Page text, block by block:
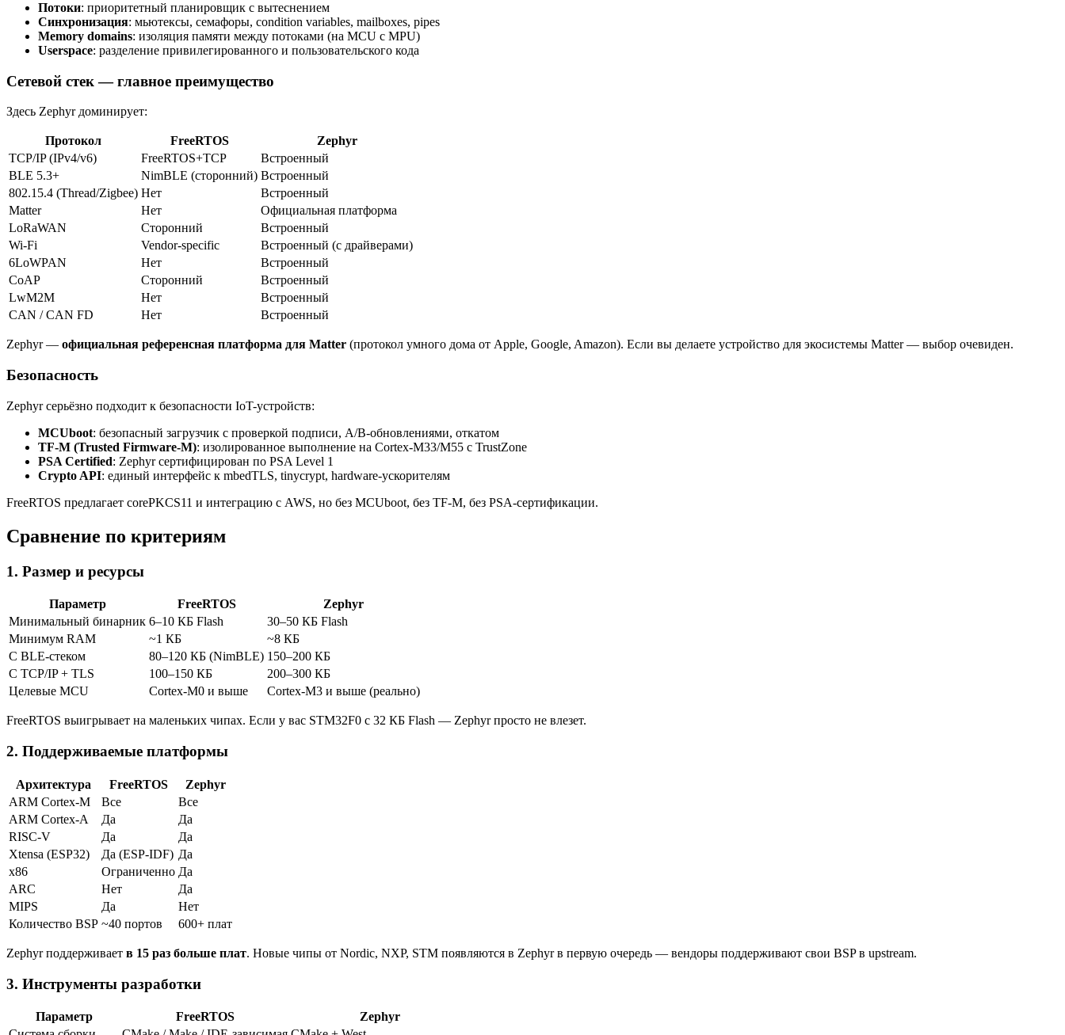
Потоки: приоритетный планировщик с вытеснением
Синхронизация: мьютексы, семафоры, condition variables, mailboxes, pipes
Memory domains: изоляция памяти между потоками (на MCU с MPU)
Userspace: разделение привилегированного и пользовательского кода
Сетевой стек — главное преимущество
Здесь Zephyr доминирует:
Протокол FreeRTOS
Zephyr
TCP/IP (IPv4/v6)
FreeRTOS+TCP
Встроенный
BLE 5.3+
NimBLE (сторонний) Встроенный
802.15.4 (Thread/Zigbee) Нет
Встроенный
Matter
Нет
Официальная платформа
LoRaWAN
Сторонний
Встроенный
Wi-Fi
Vendor-specific
Встроенный (с драйверами)
6LoWPAN
Нет
Встроенный
CoAP
Сторонний
Встроенный
LwM2M
Нет
Встроенный
CAN / CAN FD
Нет Встроенный
Zephyr — официальная референсная платформа для Matter (протокол умного дома от Apple, Google, Amazon). Если вы делаете устройство для экосистемы Matter — выбор очевиден.
Безопасность
Zephyr серьёзно подходит к безопасности IoT-устройств:
MCUboot: безопасный загрузчик с проверкой подписи, A/B-обновлениями, откатом
TF-M (Trusted Firmware-M): изолированное выполнение на Cortex-M33/M55 с TrustZone
PSA Certified: Zephyr сертифицирован по PSA Level 1
Crypto API: единый интерфейс к mbedTLS, tinycrypt, hardware-ускорителям
FreeRTOS предлагает corePKCS11 и интеграцию с AWS, но без MCUboot, без TF-M, без PSA-сертификации.
Сравнение по критериям
1. Размер и ресурсы
Параметр FreeRTOS
Zephyr
Минимальный бинарник 6–10 КБ Flash
30–50 КБ Flash
Минимум RAM
~1 КБ
~8 КБ
С BLE-стеком
80–120 КБ (NimBLE) 150–200 КБ
С TCP/IP + TLS
100–150 КБ
200–300 КБ
Целевые MCU
Cortex-M0 и выше Cortex-M3 и выше (реально)
FreeRTOS выигрывает на маленьких чипах. Если у вас STM32F0 с 32 КБ Flash — Zephyr просто не влезет.
2. Поддерживаемые платформы
Архитектура FreeRTOS
Zephyr
ARM Cortex-M
Все
Все
ARM Cortex-A
Да
Да
RISC-V
Да
Да
Xtensa (ESP32)
Да (ESP-IDF) Да
x86
Ограниченно Да
ARC
Нет
Да
MIPS
Да
Нет
Количество BSP ~40 портов 600+ плат
Zephyr поддерживает в 15 раз больше плат. Новые чипы от Nordic, NXP, STM появляются в Zephyr в первую очередь — вендоры поддерживают свои BSP в upstream.
3. Инструменты разработки
Параметр FreeRTOS
Zephyr